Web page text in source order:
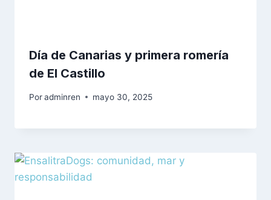
Día de Canarias y primera romería
de El Castillo
Poradminren mayo 30, 2025